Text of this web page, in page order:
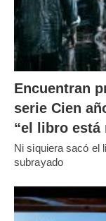
Encuentran
serie Cien
“el libro está
Ni siquiera sacó el
subrayado